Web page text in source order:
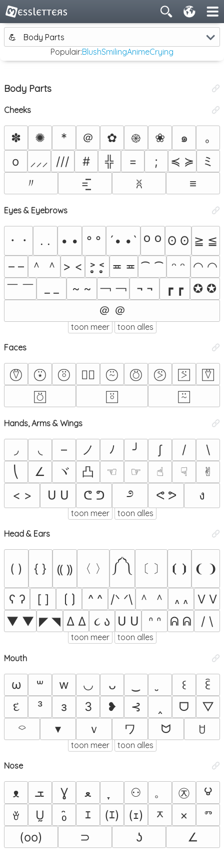
💪
Body Parts
Populair:BlushSmilingAnimeCrying
Body Parts
Cheeks
✽ ✺ * ＠ ✿ ֎ ❀ ๑
｡
o
⸝⸝⸝ /// # ╬ = ; ≼ ≽
ミ
〃
=͟͟͞͞ ꐦ ≡
Eyes & Eyebrows
・・ . . • • ° ° ´• •` ꧆ ꧆ ʘ ʘ ≧ ≦
– –
＾ ＾ > < ˃̣̣̥ ˂̣̣̥ ≖ ≖ ⁀ ⁀ ᵔ ᵔ
◠ ◠
￣ ￣
~ ~ ￢ ￢ ¬ ¬ ┏ ┏
✪ ✪
＠ ＠
toon meer toon alles
Faces
⍢⃝ ⍣⃝ ⍤⃝ ∵⃝ ⍨⃝ ⍥⃝ ⍩⃝ ⍩⃞
⍢⃞
⍥⃞
⍤⃞ ⍨⃞
Hands, Arms & Wings
◞ ◟ – ノ ﾉ ╯ ∫ /
\
⎝
∠ ヾ 凸 ☜︎ ☞︎ ☝︎ ☟︎
✌︎
< >
ᑌ ᑌ ᕦ ᕤ ೨ ᕙ ᕗ ง
toon meer toon alles
Head & Ears
( ) { } ⸨ ⸩ 〈 〉 ༼ ༽ 〔 〕 ⦗ ⦘ ❨ ❩
ʕ ʔ [ ] ⟮ ⟯ ^ ^ /ᐠ ᐟ\ ＾ ＾ ៱ ៱
V V
▼ ▼ ◤ ◥ Δ Δ ૮ ა ᑌ ᑌ ᐢ ᐢ ᕱ ᕱ / \
toon meer toon alles
Mouth
ω ꒳ w ◡ ᴗ ꒰
ꏁ
દ
³ з 3 ❥ ⊰ ᗜ
▽
⌔
▾ ｖ ワ ᗢ ꇴ
toon meer toon alles
Nose
ᴥ ܫ Ɣ ﻌ ⚇ 。 ㉨
౪
ꈊ
Ṵ ₀̑ ｴ (ｴ) (ｪ) ᆽ ×
ⱅ
(oo)
⊃ ʖ ∠